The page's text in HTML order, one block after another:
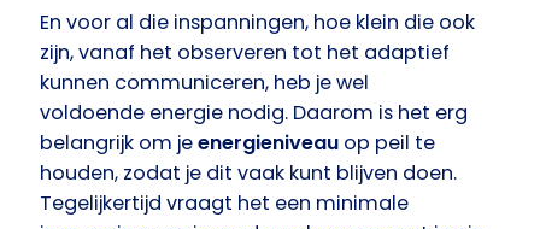
En voor al die inspanningen, hoe klein die ook
zijn, vanaf het observeren tot het adaptief
kunnen communiceren, heb je wel
voldoende energie nodig. Daarom is het erg
belangrijk om jeenergieniveau op peil te
houden, zodat je dit vaak kunt blijven doen.
Tegelijkertijd vraagt ​​het een minimale